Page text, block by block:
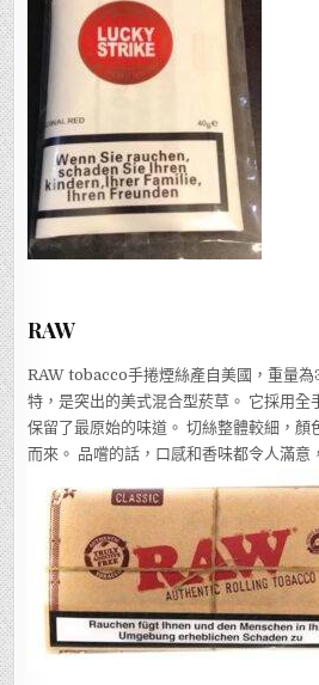
RAW
RAW tobacco手捲煙絲產自美國，重量
特，是突出的美式混合型菸草。 它採用全
保留了最原始的味道。 切絲整體較細，顏
而來。 品嚐的話，口感和香味都令人滿意